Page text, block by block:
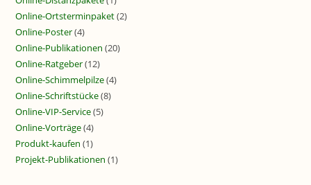
Online-Ortsterminpaket(2)
Online-Poster(4)
Online-Publikationen (20)
Online-Ratgeber(12)
Online-Schimmelpilze(4)
Online-Schriftstücke(8)
Online-VIP-Service(5)
Online-Vorträge(4)
Produkt-kaufen (1)
Projekt-Publikationen (1)